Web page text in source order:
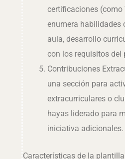
certificaciones (como
enumera habilidades
aula, desarrollo
con los requisitos del
Contribuciones
una sección para
extracurriculares o
hayas liderado para
iniciativa adicionales.
Características de la